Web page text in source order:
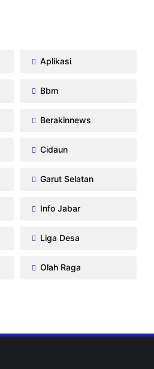
Aplikasi
Bbm
Berakinnews
Cidaun
Garut Selatan
Info Jabar
Liga Desa
Olah Raga